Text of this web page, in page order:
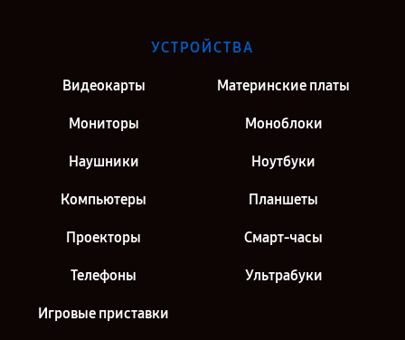
УСТРОЙСТВА
Видеокарты Материнские платы
Мониторы Моноблоки
Наушники Ноутбуки
Компьютеры Планшеты
Проекторы Смарт-часы
Телефоны Ультрабуки
Игровые приставки